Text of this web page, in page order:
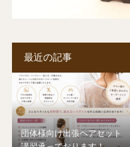
最近の記事
団体様向け出張ヘアセット